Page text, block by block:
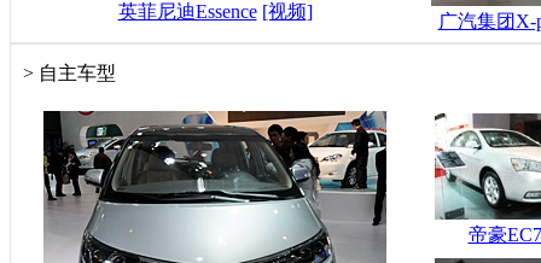
英菲尼迪Essence [视频] 广汽集团X-
> 自主车型
帝豪